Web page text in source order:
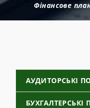
Фінансове
АУДИТОРСЬКІ
БУХГАЛТЕРСЬКІ